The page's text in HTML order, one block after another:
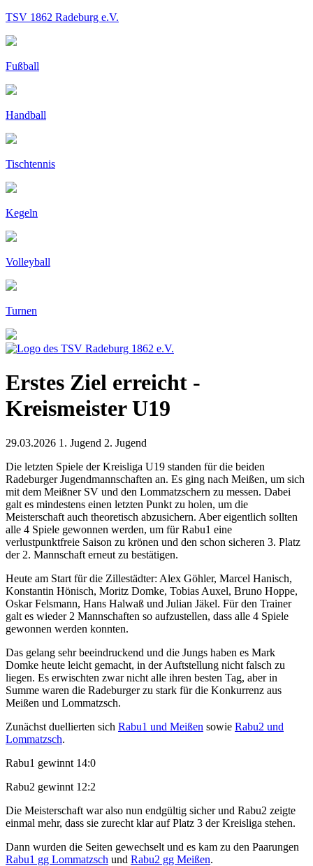
TSV 1862 Radeburg e.V.
Fußball
Handball
Tischtennis
Kegeln
Volleyball
Turnen
Erstes Ziel erreicht -
Kreismeister U19
29.03.2026 1. Jugend 2. Jugend
Die letzten Spiele der Kreisliga U19 standen für die beiden
Radeburger Jugendmannschaften an. Es ging nach Meißen, um sich
mit dem Meißner SV und den Lommatzschern zu messen. Dabei
galt es mindestens einen letzten Punkt zu holen, um die
Meisterschaft auch theoretisch abzusichern. Aber eigentlich sollten
alle 4 Spiele gewonnen werden, um für Rabu1 eine
verlustpunktfreie Saison zu krönen und den schon sicheren 3. Platz
der 2. Mannschaft erneut zu bestätigen.
Heute am Start für die Zillestädter: Alex Göhler, Marcel Hanisch,
Konstantin Hönisch, Moritz Domke, Tobias Auxel, Bruno Hoppe,
Oskar Felsmann, Hans Halwaß und Julian Jäkel. Für den Trainer
galt es wieder 2 Mannschaften so aufzustellen, dass alle 4 Spiele
gewonnen werden konnten.
Das gelang sehr beeindruckend und die Jungs haben es Mark
Domke heute leicht gemacht, in der Auftstellung nicht falsch zu
liegen. Es erwischten zwar nicht alle ihren besten Tag, aber in
Summe waren die Radeburger zu stark für die Konkurrenz aus
Meißen und Lommatzsch.
Zunächst duellierten sich Rabu1 und Meißen sowie Rabu2 und
Lommatzsch.
Rabu1 gewinnt 14:0
Rabu2 gewinnt 12:2
Die Meisterschaft war also nun endgültig sicher und Rabu2 zeigte
einmal mehr, dass sie zurecht klar auf Platz 3 der Kreisliga stehen.
Dann wurden die Seiten gewechselt und es kam zu den Paarungen
Rabu1 gg Lommatzsch und Rabu2 gg Meißen.